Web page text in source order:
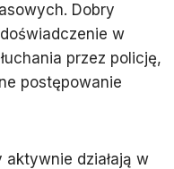
Dobry
w
przez policję,
postępowanie
działają w